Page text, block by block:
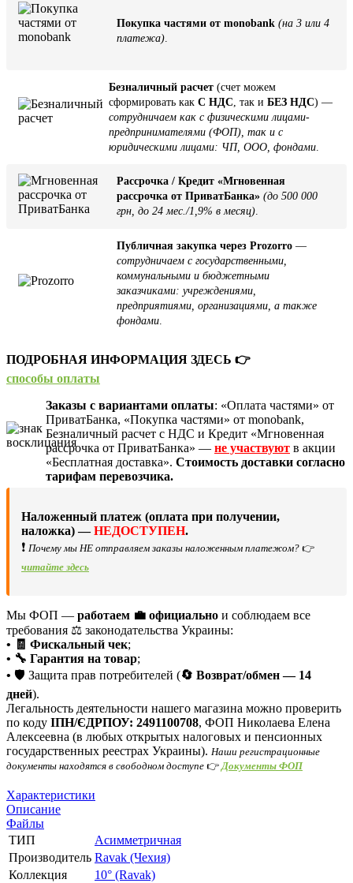
Покупка частями от monobank (на 3 или 4
платежа).
Безналичный расчет (счет можем
сформировать как С НДС , так и БЕЗ НДС) —
сотрудничаем как с физическими лицами-
предпринимателями (ФОП), так и с
юридическими лицами: ЧП, ООО, фондами
Рассрочка / Кредит «Мгновенная
рассрочка от ПриватБанка» (до 500 000
грн, до 24 мес./1,9% в месяц).
Публичная закупка через Prozorro —
сотрудничаем с государственными,
коммунальными и бюджетными
заказчиками: учреждениями,
предприятиями, организациями, а также
фондами
ПОДРОБНАЯ ИНФОРМАЦИЯ ЗДЕСЬ 👉
способы оплаты
Заказы с вариантами оплаты: «Оплата частями» от
ПриватБанка, «Покупка частями» от monobank,
Безналичный расчет с НДС и Кредит «Мгновенная
рассрочка от ПриватБанка» — не участвуют в акции
«Бесплатная доставка». Стоимость доставки согласно
тарифам перевозчика.
Наложенный платеж (оплата при получении,
наложка) —НЕДОСТУПЕН.
❗ Почему мы НЕ отправляем заказы наложенным платежом? 👉
читайте здесь
Мы ФОП — работаем 💼 официально и соблюдаем все
требования ⚖️ законодательства Украины:
• 🧾 Фискальный чек;
• 🔧 Гарантия на товар;
• 🛡️ Защита прав потребителей (🔄 Возврат/обмен — 14
дней).
Легальность деятельности нашего магазина можно проверить
по коду ІПН/ЄДРПОУ: 2491100708, ФОП Николаева Елена
Алексеевна (в любых открытых налоговых и пенсионных
государственных реестрах Украины). Наши регистрационные
документы находятся в свободном доступе 👉 Документы ФОП
Характеристики
Описание
Файлы
ТИП
Асимметричная
Производитель Ravak (Чехия)
Коллекция
10° (Ravak)